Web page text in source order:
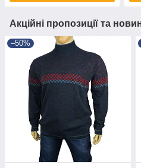
Акційні пропозиції та
–50%